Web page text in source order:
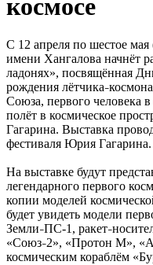
космосе
С 12 апреля по шестое
имени Хангалова начнёт
ладонях», посвящённая
рождения лётчика–
Союза, первого человека
полёт в космическое
Гагарина. Выставка
фестиваля Юрия Гагарина.
На выставке будут
легендарного первого
копии моделей
будет увидеть модели
Земли–ПС-1, ракет–
«Союз–2», «Протон М»,
космическим кораблём